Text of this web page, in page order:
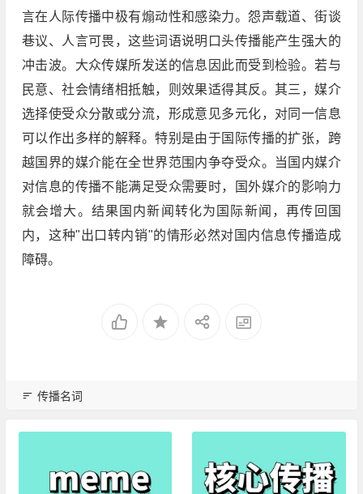
言在人际传播中极有煽动性和感染力。怨声载道、街谈
巷议、人言可畏，这些词语说明口头传播能产生强大的
冲击波。大众传媒所发送的信息因此而受到检验。若与
民意、社会情绪相抵触，则效果适得其反。其三，媒介
选择使受众分散或分流，形成意见多元化，对同一信息
可以作出多样的解释。特别是由于国际传播的扩张，跨
越国界的媒介能在全世界范围内争夺受众。当国内媒介
对信息的传播不能满足受众需要时，国外媒介的影响力
就会增大。结果国内新闻转化为国际新闻，再传回国
内，这种"出口转内销"的情形必然对国内信息传播造成
障碍。
传播名词